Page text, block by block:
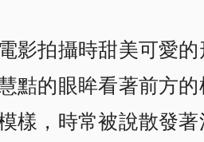
影拍攝時甜美可愛
黠的眼眸看著前方
樣，時常被說散發